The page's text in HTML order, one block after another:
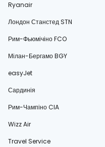
Ryanair
Лондон Станстед STN
Рим-Фьюмічіно FCO
Мілан-Бергамо BGY
easyJet
Сардинія
Рим-Чампіно CIA
Wizz Air
Travel Service